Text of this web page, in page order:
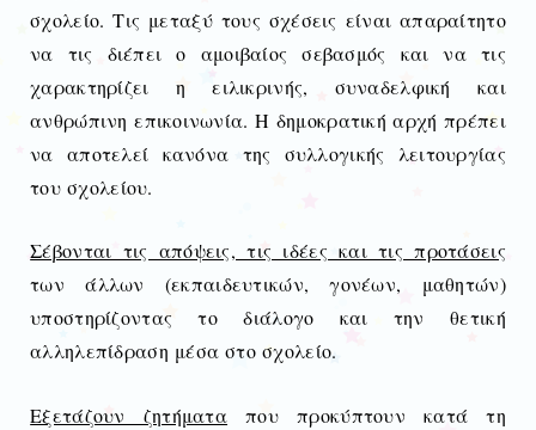
σχολείο. Τις μεταξύ τους σχέσεις είναι απαραίτητο
να τις διέπει ο αμοιβαίος σεβασμός και να τις
χαρακτηρίζει η ειλικρινής, συναδελφική και
ανθρώπινη επικοινωνία. Η δημοκρατική αρχή πρέπει
να αποτελεί κανόνα της συλλογικής λειτουργίας
του σχολείου.
Σέβονται τις απόψεις, τις ιδέες και τις προτάσεις
των άλλων (εκπαιδευτικών, γονέων, μαθητών)
υποστηρίζοντας το διάλογο και την θετική
αλληλεπίδραση μέσα στο σχολείο.
Εξετάζουν ζητήματα που προκύπτουν κατά τη